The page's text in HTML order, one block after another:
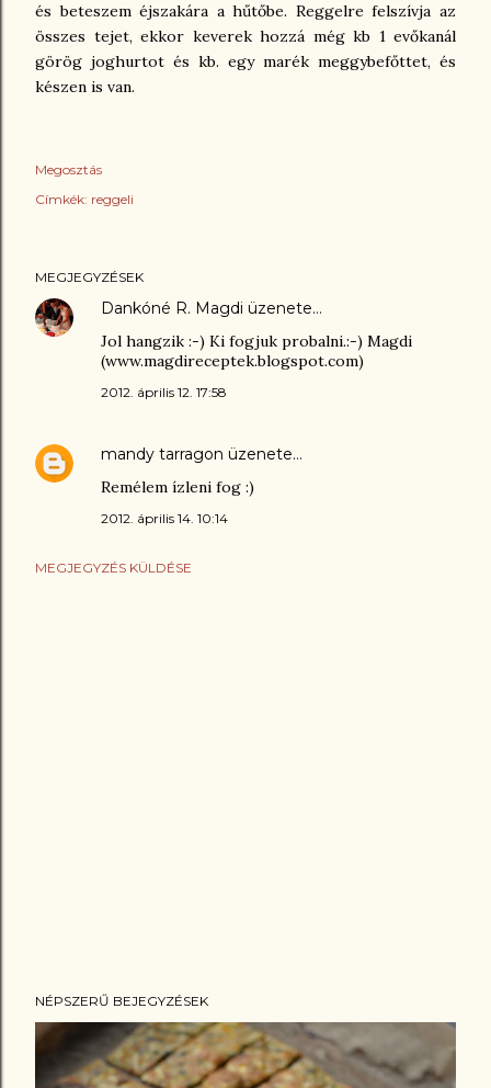
és beteszem éjszakára a hűtőbe. Reggelre felszívja az
összes tejet, ekkor keverek hozzá még kb 1 evőkanál
görög joghurtot és kb. egy marék meggybefőttet, és
készen is van.
Megosztás
Címkék: reggeli
MEGJEGYZÉSEK
Dankóné R. Magdi üzenete…
Jol hangzik :-) Ki fogjuk probalni.:-) Magdi
(www.magdireceptek.blogspot.com)
2012. április 12. 17:58
mandy tarragon üzenete…
Remélem ízleni fog :)
2012. április 14. 10:14
MEGJEGYZÉS KÜLDÉSE
NÉPSZERŰ BEJEGYZÉSEK